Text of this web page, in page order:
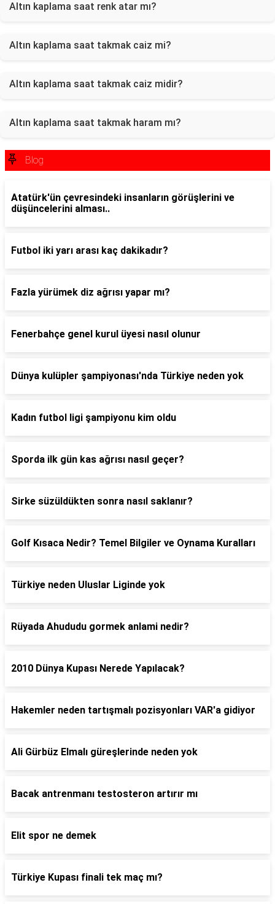
Altın kaplama saat renk atar mı?
Altın kaplama saat takmak caiz mi?
Altın kaplama saat takmak caiz midir?
Altın kaplama saat takmak haram mı?
Blog
Atatürk'ün çevresindeki insanların görüşlerini ve
düşüncelerini alması..
Futbol iki yarı arası kaç dakikadır?
Fazla yürümek diz ağrısı yapar mı?
Fenerbahçe genel kurul üyesi nasıl olunur
Dünya kulüpler şampiyonası'nda Türkiye neden yok
Kadın futbol ligi şampiyonu kim oldu
Sporda ilk gün kas ağrısı nasıl geçer?
Sirke süzüldükten sonra nasıl saklanır?
Golf Kısaca Nedir? Temel Bilgiler ve Oynama Kuralları
Türkiye neden Uluslar Liginde yok
Rüyada Ahududu gormek anlami nedir?
2010 Dünya Kupası Nerede Yapılacak?
Hakemler neden tartışmalı pozisyonları VAR'a gidiyor
Ali Gürbüz Elmalı güreşlerinde neden yok
Bacak antrenmanı testosteron artırır mı
Elit spor ne demek
Türkiye Kupası finali tek maç mı?